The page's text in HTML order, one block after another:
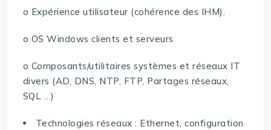
o Expérience utilisateur (cohérence des IHM).
o OS Windows clients et serveurs
o Composants/utilitaires systèmes et réseaux IT
divers (AD, DNS, NTP, FTP, Partages réseaux,
SQL …)
Technologies réseaux : Ethernet, configuration